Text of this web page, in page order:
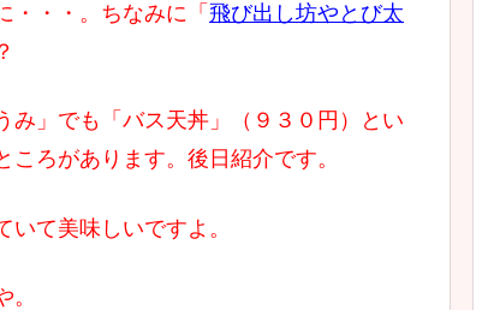
・・・。ちなみに「 飛び出し坊やとび太
み」でも「バス天丼」（９３０円）とい
ろがあります。後日紹介です。
て美味しいですよ。